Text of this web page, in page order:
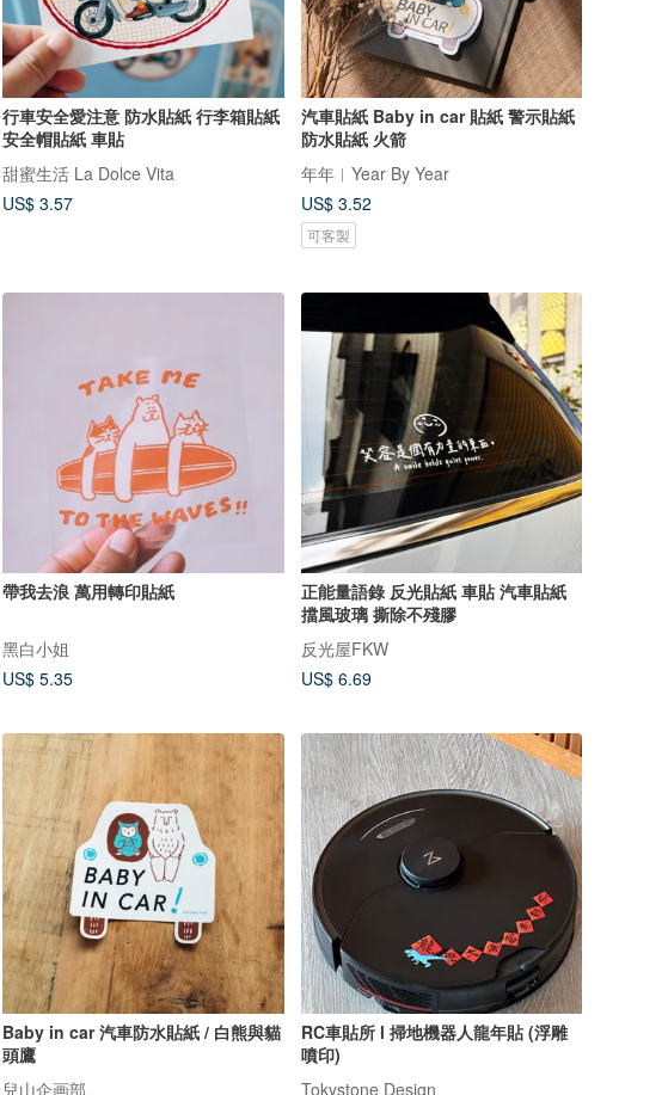
行車安全愛注意 防水貼紙 行李箱貼紙
安全帽貼紙 車貼
甜蜜生活 La Dolce Vita
US$ 3.57
汽車貼紙 Baby in car 貼紙 警示貼紙
防水貼紙 火箭
年年︱Year By Year
US$ 3.52
可客製
帶我去浪 萬用轉印貼紙
黑白小姐
US$ 5.35
正能量語錄 反光貼紙 車貼 汽車貼紙
擋風玻璃 撕除不殘膠
反光屋FKW
US$ 6.69
Baby in car 汽車防水貼紙 / 白熊與貓
頭鷹
兒山企画部
RC車貼所 l 掃地機器人龍年貼 (浮雕
噴印)
Tokystone Design